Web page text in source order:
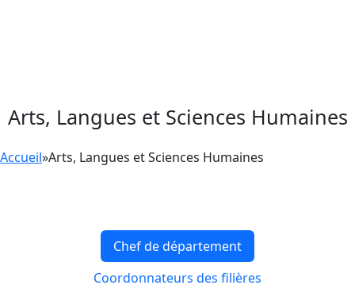
Arts, Langues et Sciences Humaines
Accueil»Arts, Langues et Sciences Humaines
Chef de département
Coordonnateurs des filières